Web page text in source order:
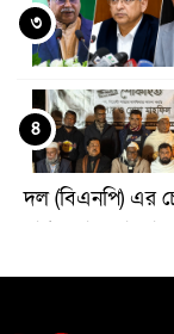
৩
দল (বিএনপি) এর
মাগফেরাত
৪